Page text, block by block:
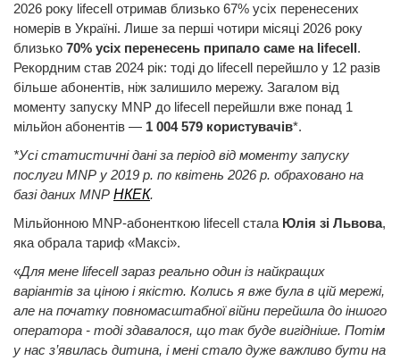
2026 року lifecell отримав близько 67% усіх перенесених
номерів в Україні. Лише за перші чотири місяці 2026 року
близько 70% усіх перенесень припало саме на lifecell.
Рекордним став 2024 рік: тоді до lifecell перейшло у 12 разів
більше абонентів, ніж залишило мережу. Загалом від
моменту запуску MNP до lifecell перейшли вже понад 1
мільйон абонентів — 1 004 579 користувачів*.
*Усі статистичні дані за період від моменту запуску
послуги MNP у 2019 р. по квітень 2026 р. обраховано на
базі даних MNP НКЕК.
Мільйонною MNP-абоненткою lifecell стала Юлія зі Львова,
яка обрала тариф «Максі».
«Для мене lifecell зараз реально один із найкращих
варіантів за ціною і якістю. Колись я вже була в цій мережі,
але на початку повномасштабної війни перейшла до іншого
оператора - тоді здавалося, що так буде вигідніше. Потім
у нас з’явилась дитина, і мені стало дуже важливо бути на